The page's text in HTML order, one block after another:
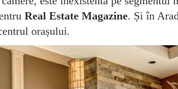
Real Estate Magazine. Și în
orașului.